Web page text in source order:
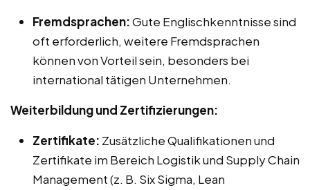
Fremdsprachen:Gute Englischkenntnisse sind
oft erforderlich, weitere Fremdsprachen
können von Vorteil sein, besonders bei
international tätigen Unternehmen.
Weiterbildung und Zertifizierungen:
Zertifikate: Zusätzliche Qualifikationen und
Zertifikate im Bereich Logistik und Supply Chain
Management (z. B. Six Sigma, Lean